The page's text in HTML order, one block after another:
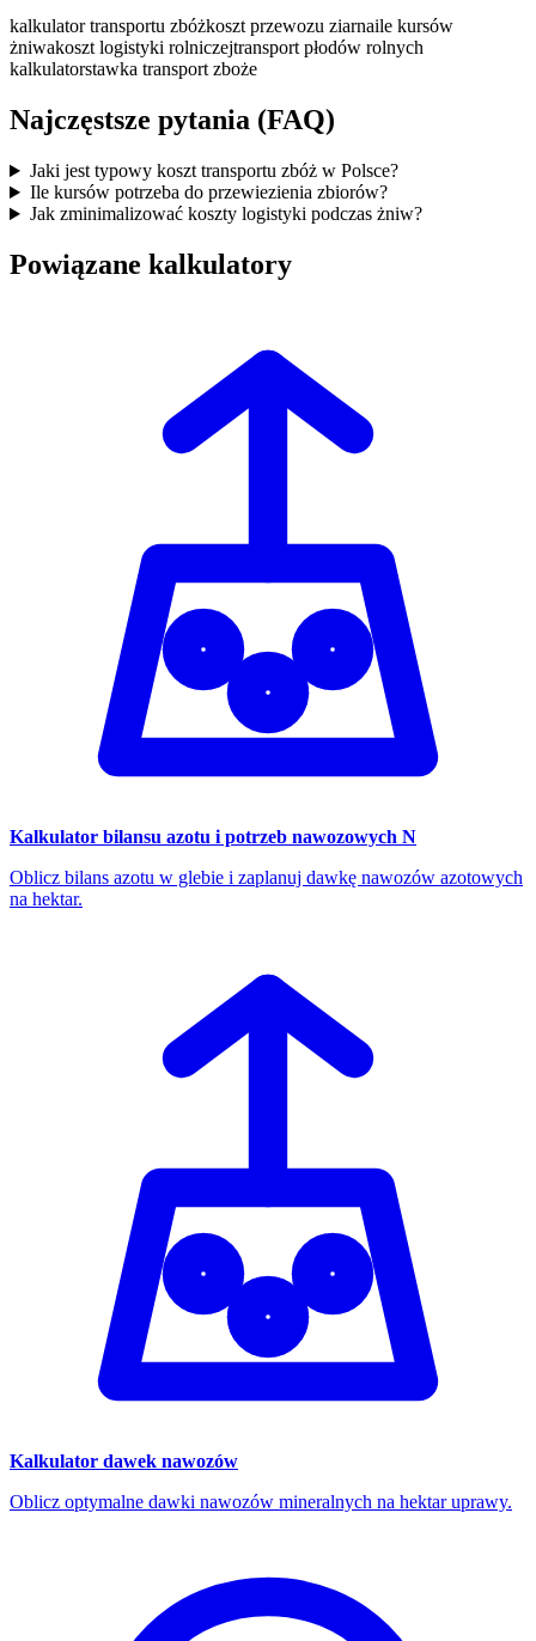
kalkulator transportu zbóżkoszt przewozu ziarnaile kursów
żniwakoszt logistyki rolniczejtransport płodów rolnych
kalkulatorstawka transport zboże
Najczęstsze pytania (FAQ)
Jaki jest typowy koszt transportu zbóż w Polsce?
Ile kursów potrzeba do przewiezienia zbiorów?
Jak zminimalizować koszty logistyki podczas żniw?
Powiązane kalkulatory
Kalkulator bilansu azotu i potrzeb nawozowych N
Oblicz bilans azotu w glebie i zaplanuj dawkę nawozów azotowych
na hektar.
Kalkulator dawek nawozów
Oblicz optymalne dawki nawozów mineralnych na hektar uprawy.